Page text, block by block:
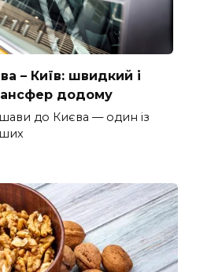
– Київ: швидкий і
додому
до Києва — один із